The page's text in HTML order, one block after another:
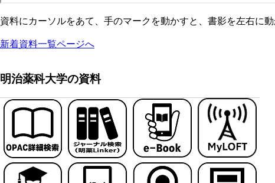
資料にカーソルをあて、手のマークを動かすと、書影を左右に
新着資料一覧ページへ
明治薬科大学の資料